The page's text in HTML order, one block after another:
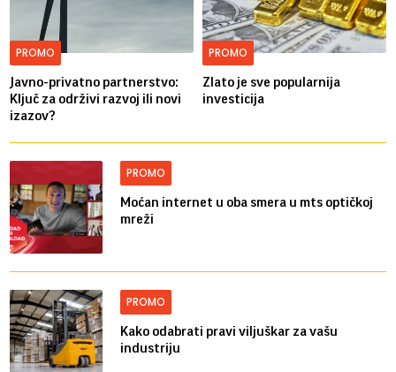
PROMO
Javno-privatno partnerstvo:
Ključ za održivi razvoj ili novi
izazov?
PROMO
Zlato je sve popularnija
investicija
PROMO
Moćan internet u oba smera u mts optičkoj
mreži
PROMO
Kako odabrati pravi viljuškar za vašu
industriju